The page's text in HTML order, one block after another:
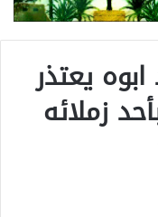
يعتذر
زملائه